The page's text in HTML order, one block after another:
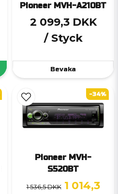
Pioneer MVH-A210BT
2 099,3 DKK
/ Styck
Bevaka
Pioneer MVH-
S520BT
1 536,5 DKK 1 014,3
-34%